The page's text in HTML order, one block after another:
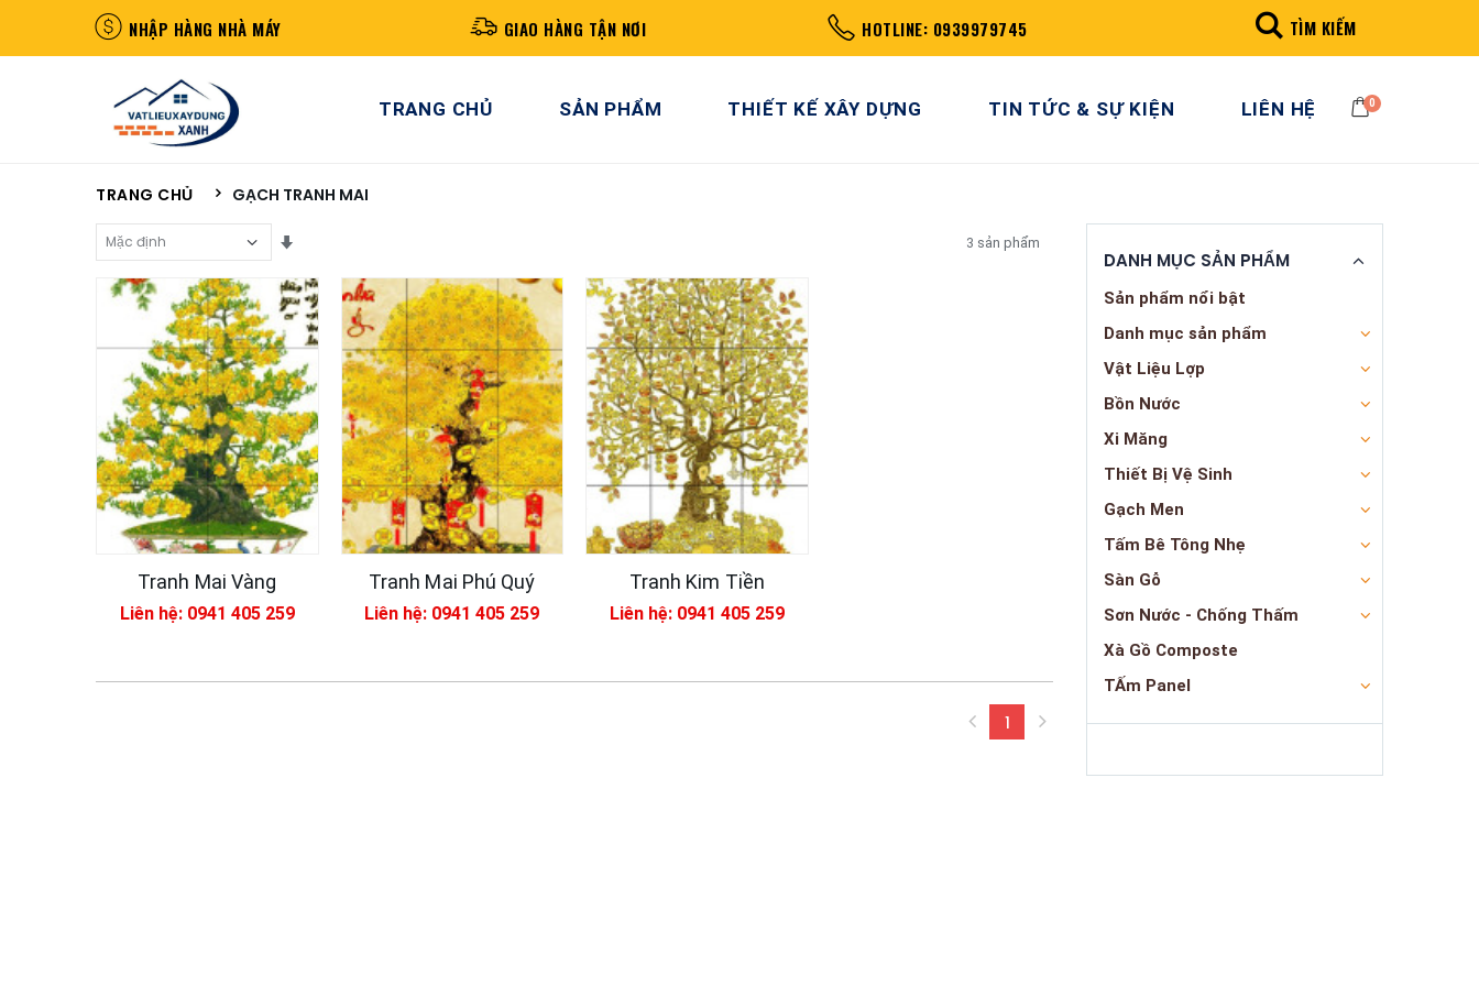
NHẬP HÀNG NHÀ MÁY GIAO HÀNG TẬN NƠI HOTLINE: 0939979745 TÌM KIẾM
TRANG CHỦ SẢN PHẨM THIẾT KẾ XÂY DỰNG TIN TỨC & SỰ KIỆN LIÊN HỆ 0
TRANG CHỦ GẠCH TRANH MAI
Sắp Xếp Theo 3 sản phẩm
Tranh Mai Vàng
Liên hệ: 0941 405 259
Tranh Mai Phú Quý
Liên hệ: 0941 405 259
Tranh Kim Tiền
Liên hệ: 0941 405 259
1(current)
DANH MỤC SẢN PHẨM
Sản phẩm nổi bật
Danh mục sản phẩm
Vật Liệu Lợp
Bồn Nước
Xi Măng
Thiết Bị Vệ Sinh
Gạch Men
Tấm Bê Tông Nhẹ
Sàn Gỗ
Sơn Nước - Chống Thấm
Xà Gồ Composte
TẤm Panel